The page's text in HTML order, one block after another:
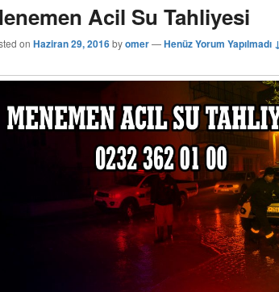
Acil Su Tahliyesi
on Haziran 29, 2016byomer—Henüz Yorum Yapılmadı ↓